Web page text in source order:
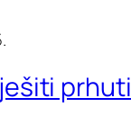
prhuti